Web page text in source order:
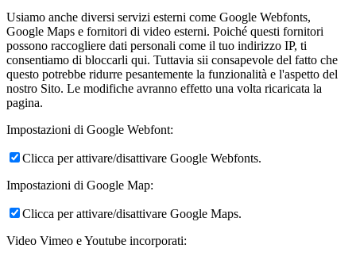
Usiamo anche diversi servizi esterni come Google Webfonts,
Google Maps e fornitori di video esterni. Poiché questi fornitori
possono raccogliere dati personali come il tuo indirizzo IP, ti
consentiamo di bloccarli qui. Tuttavia sii consapevole del fatto che
questo potrebbe ridurre pesantemente la funzionalità e l'aspetto del
nostro Sito. Le modifiche avranno effetto una volta ricaricata la
pagina.
Impostazioni di Google Webfont:
Clicca per attivare/disattivare Google Webfonts.
Impostazioni di Google Map:
Clicca per attivare/disattivare Google Maps.
Video Vimeo e Youtube incorporati: